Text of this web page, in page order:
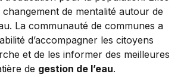
de mentalité autour de
La communauté de communes a
d’accompagner les citoyens
et de les informer des meilleures
de gestion de l’eau.